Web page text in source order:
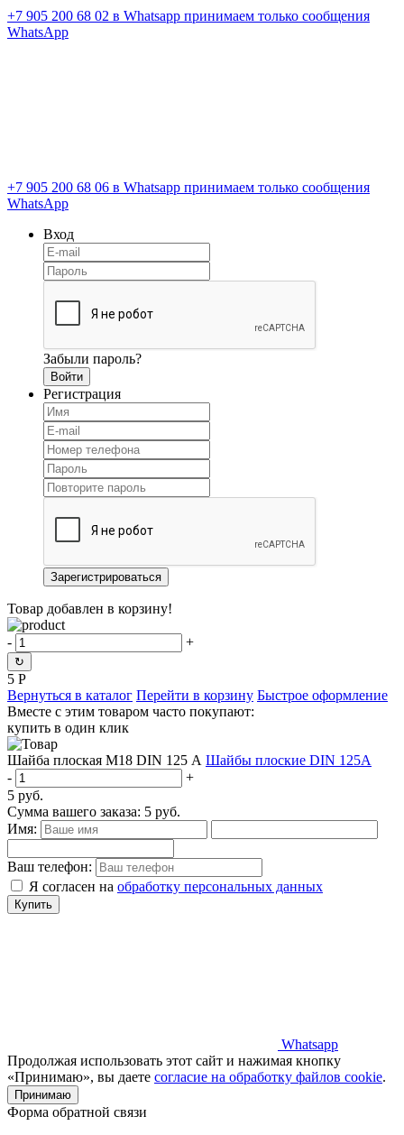
+7 905 200 68 02 в Whatsapp принимаем только сообщения
WhatsApp
+7 905 200 68 06 в Whatsapp принимаем только сообщения
WhatsApp
Вход
Забыли пароль?
Регистрация
Товар добавлен в корзину!
- +
↻
5 Р
Вернуться в каталог Перейти в корзину Быстрое оформление
Вместе с этим товаром часто покупают:
купить в один клик
Шайба плоская М18 DIN 125 А Шайбы плоские DIN 125A
-
+
5 руб.
Сумма вашего заказа: 5 руб.
Имя:
Ваш телефон:
Я согласен на обработку персональных данных
Купить
Whatsapp
Продолжая использовать этот сайт и нажимая кнопку
«Принимаю», вы даете согласие на обработку файлов cookie.
Принимаю
Форма обратной связи